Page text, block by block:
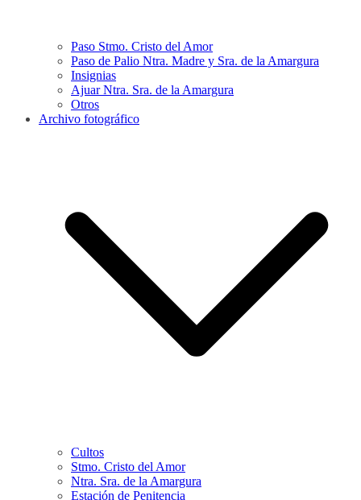
Paso Stmo. Cristo del Amor
Paso de Palio Ntra. Madre y Sra. de la Amargura
Insignias
Ajuar Ntra. Sra. de la Amargura
Otros
Archivo fotográfico
Cultos
Stmo. Cristo del Amor
Ntra. Sra. de la Amargura
Estación de Penitencia